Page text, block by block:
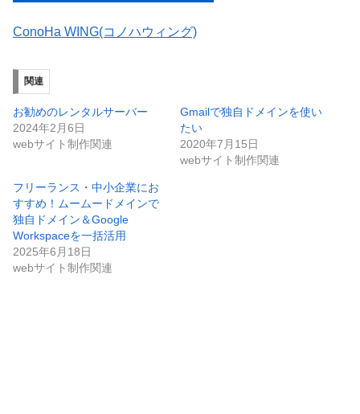
ConoHa WING(コノハウィング)
関連
お勧めのレンタルサーバー
2024年2月6日
webサイト制作関連
Gmailで独自ドメインを使い
たい
2020年7月15日
webサイト制作関連
フリーランス・中小企業にお
すすめ！ムームードメインで
独自ドメイン＆Google
Workspaceを一括活用
2025年6月18日
webサイト制作関連